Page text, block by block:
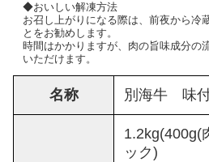
◆おいしい解凍方法
お召し上がりになる際は、前夜から冷
とをお勧めします。
時間はかかりますが、肉の旨味成分の
いただけます。
名称 別海牛 味
1.2kg(400g(
ック)